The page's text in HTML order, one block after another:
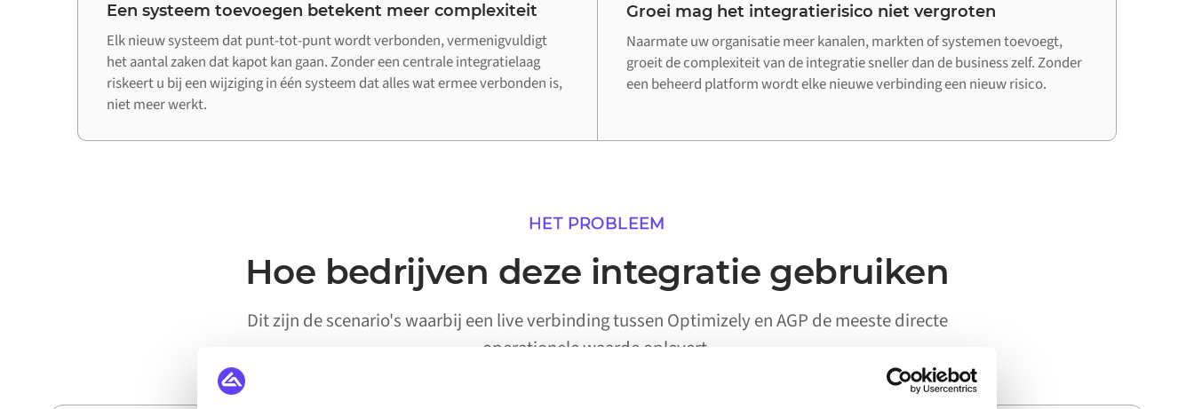
Een systeem toevoegen betekent meer complexiteit
Elk nieuw systeem dat punt-tot-punt wordt verbonden, vermenigvuldigt
het aantal zaken dat kapot kan gaan. Zonder een centrale integratielaag
riskeert u bij een wijziging in één systeem dat alles wat ermee verbonden is,
niet meer werkt.
Groei mag het integratierisico niet vergroten
Naarmate uw organisatie meer kanalen, markten of systemen toevoegt,
groeit de complexiteit van de integratie sneller dan de business zelf. Zonder
een beheerd platform wordt elke nieuwe verbinding een nieuw risico.
HET PROBLEEM
Hoe bedrijven deze integratie gebruiken
Dit zijn de scenario's waarbij een live verbinding tussen Optimizely en AGP de meeste directe
operationele waarde oplevert.